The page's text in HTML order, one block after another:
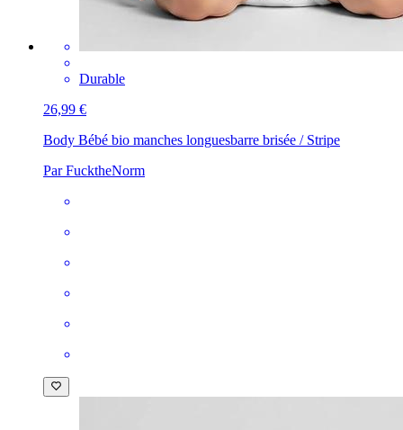
Durable
26,99 €
Body Bébé bio manches longuesbarre brisée / Stripe
Par FucktheNorm